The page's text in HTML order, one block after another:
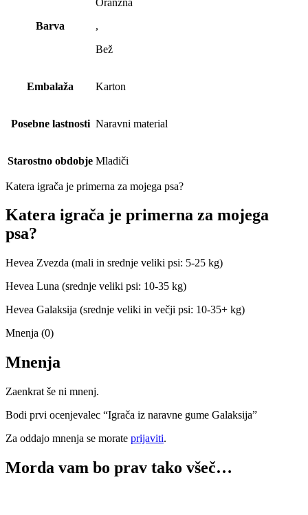
Barva
,
Bež
Embalaža Karton
Posebne lastnosti Naravni material
Starostno obdobje Mladiči
Katera igrača je primerna za mojega psa?
Katera igrača je primerna za mojega
psa?
Hevea Zvezda (mali in srednje veliki psi: 5-25 kg)
Hevea Luna (srednje veliki psi: 10-35 kg)
Hevea Galaksija (srednje veliki in večji psi: 10-35+ kg)
Mnenja (0)
Mnenja
Zaenkrat še ni mnenj.
Bodi prvi ocenjevalec “Igrača iz naravne gume Galaksija”
Za oddajo mnenja se morate prijaviti.
Morda vam bo prav tako všeč…